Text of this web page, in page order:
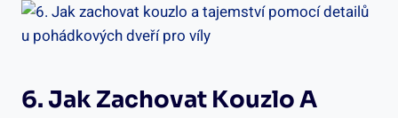
6. Jak Zachovat Kouzlo A